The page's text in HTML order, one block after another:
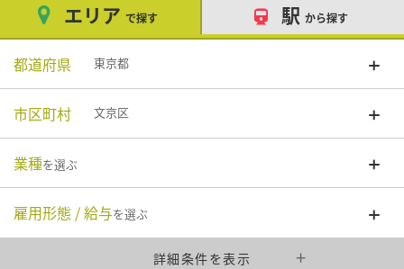
エリア で探す 駅 から探す
都道府県 東京都
市区町村 文京区
業種を選ぶ
雇用形態 / 給与を選ぶ
詳細条件を表示